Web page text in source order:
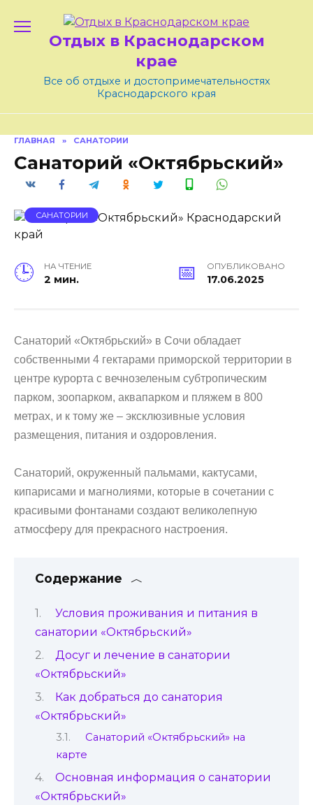
Отдых в Краснодарском
крае
Все об отдыхе и достопримечательностях
Краснодарского края
ГЛАВНАЯ » САНАТОРИИ
Санаторий «Октябрьский»
САНАТОРИИ
НА ЧТЕНИЕ
2 мин.
ОПУБЛИКОВАНО
17.06.2025
Санаторий «Октябрьский» в Сочи обладает
собственными 4 гектарами приморской территории в
центре курорта с вечнозеленым субтропическим
парком, зоопарком, аквапарком и пляжем в 800
метрах, и к тому же – эксклюзивные условия
размещения, питания и оздоровления.
Санаторий, окруженный пальмами, кактусами,
кипарисами и магнолиями, которые в сочетании с
красивыми фонтанами создают великолепную
атмосферу для прекрасного настроения.
Содержание
Условия проживания и питания в
санатории «Октябрьский»
Досуг и лечение в санатории
«Октябрьский»
Как добраться до санатория
«Октябрьский»
Санаторий «Октябрьский» на
карте
Основная информация о санатории
«Октябрьский»